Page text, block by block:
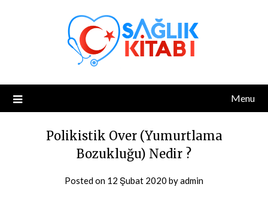
Menu
Polikistik Over (Yumurtlama
Bozukluğu) Nedir ?
Posted on 12 Şubat 2020 byadmin